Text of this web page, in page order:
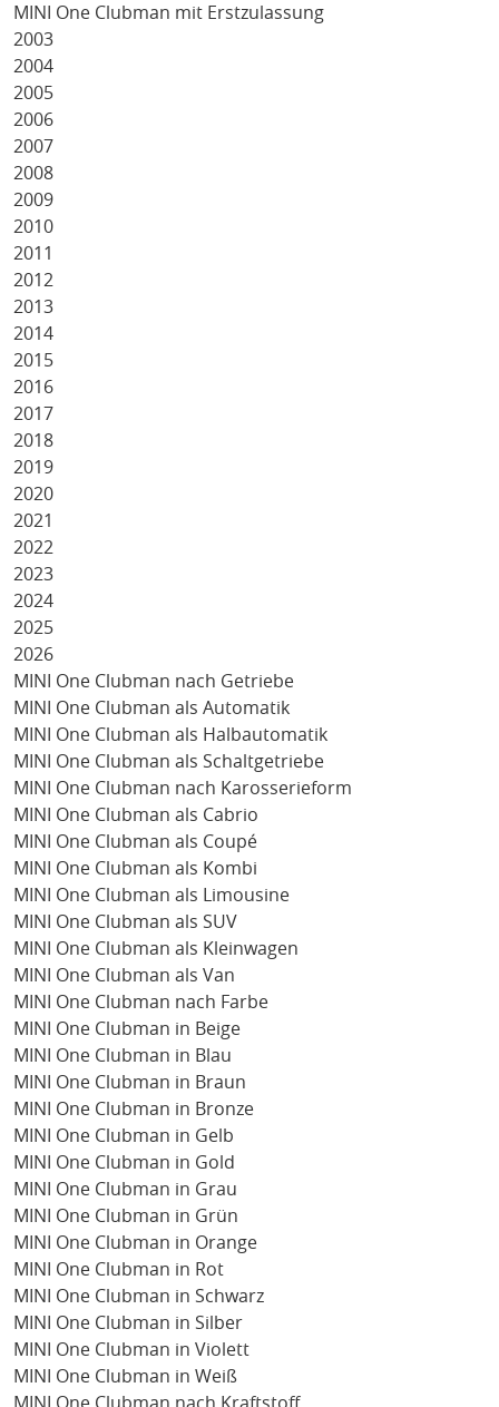
MINI One Clubman mit Erstzulassung
2003
2004
2005
2006
2007
2008
2009
2010
2011
2012
2013
2014
2015
2016
2017
2018
2019
2020
2021
2022
2023
2024
2025
2026
MINI One Clubman nach Getriebe
MINI One Clubman als Automatik
MINI One Clubman als Halbautomatik
MINI One Clubman als Schaltgetriebe
MINI One Clubman nach Karosserieform
MINI One Clubman als Cabrio
MINI One Clubman als Coupé
MINI One Clubman als Kombi
MINI One Clubman als Limousine
MINI One Clubman als SUV
MINI One Clubman als Kleinwagen
MINI One Clubman als Van
MINI One Clubman nach Farbe
MINI One Clubman in Beige
MINI One Clubman in Blau
MINI One Clubman in Braun
MINI One Clubman in Bronze
MINI One Clubman in Gelb
MINI One Clubman in Gold
MINI One Clubman in Grau
MINI One Clubman in Grün
MINI One Clubman in Orange
MINI One Clubman in Rot
MINI One Clubman in Schwarz
MINI One Clubman in Silber
MINI One Clubman in Violett
MINI One Clubman in Weiß